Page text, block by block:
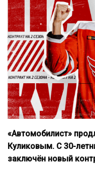
«Автомобилист»
Куликовым. С 30-
заключён новый